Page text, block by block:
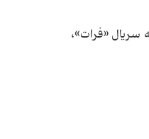
سریال «فرات»،